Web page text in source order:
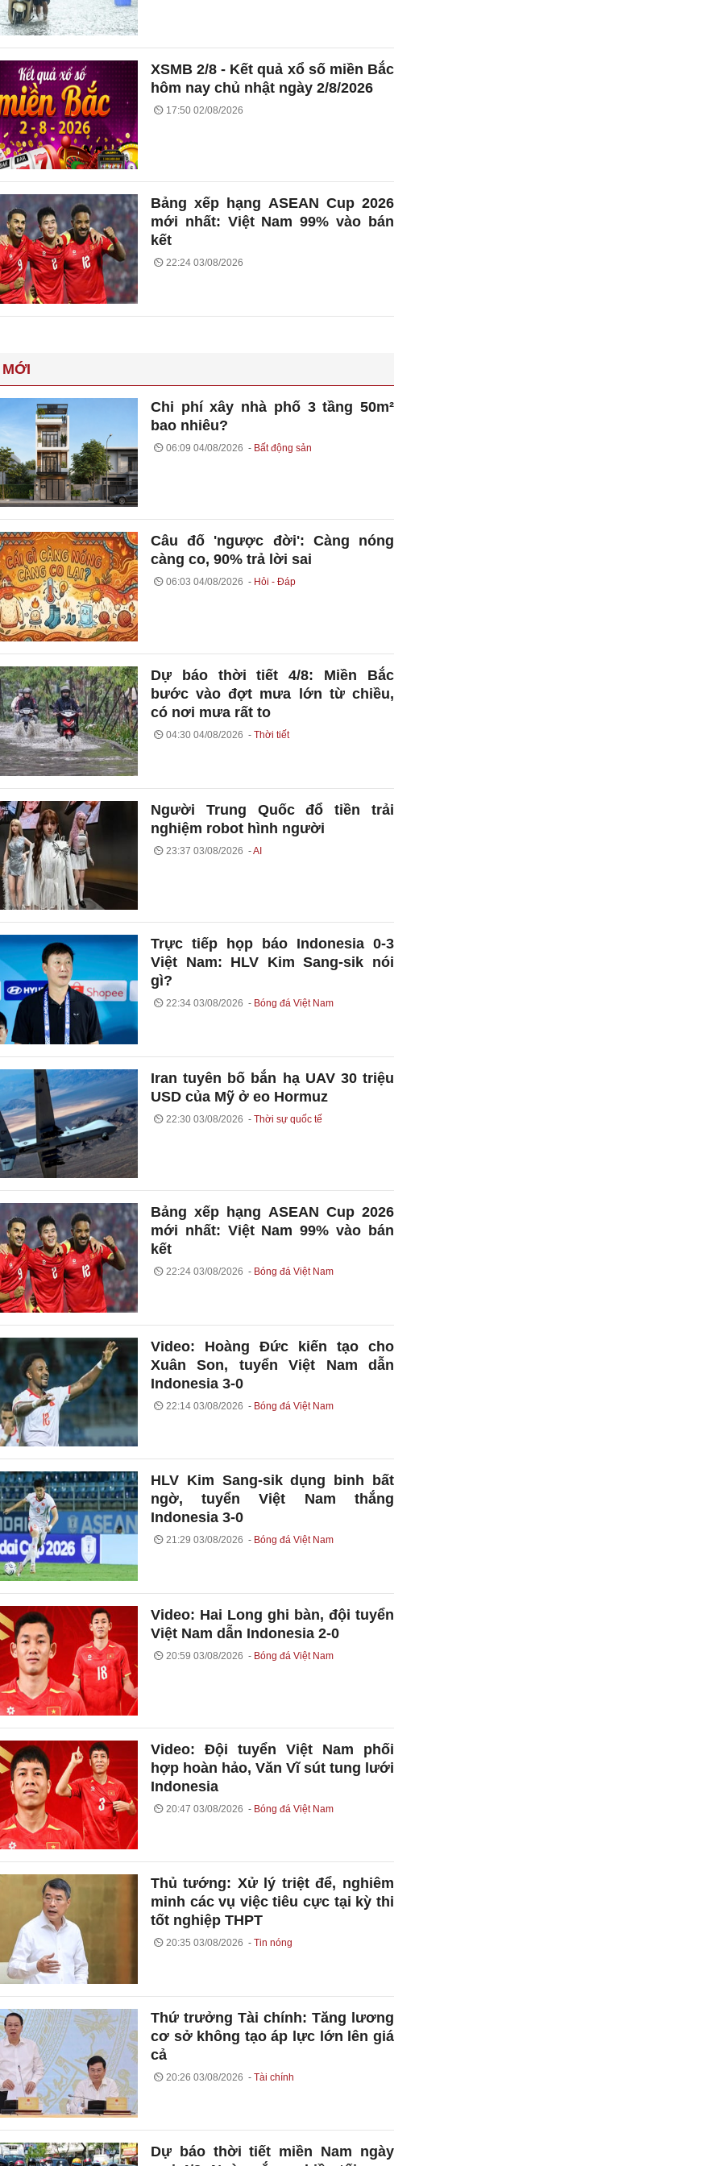
XSMB 2/8 - Kết quả xổ số miền Bắc
hôm nay chủ nhật ngày 2/8/2026
17:50 02/08/2026
Bảng xếp hạng ASEAN Cup 2026
mới nhất: Việt Nam 99% vào bán
kết
22:24 03/08/2026
Chi phí xây nhà phố 3 tầng 50m²
bao nhiêu?
06:09 04/08/2026 Bất động sản
Câu đố 'ngược đời': Càng nóng
càng co, 90% trả lời sai
06:03 04/08/2026 Hỏi - Đáp
Dự báo thời tiết 4/8: Miền Bắc
bước vào đợt mưa lớn từ chiều,
có nơi mưa rất to
04:30 04/08/2026 Thời tiết
Người Trung Quốc đổ tiền trải
nghiệm robot hình người
23:37 03/08/2026 AI
Trực tiếp họp báo Indonesia 0-3
Việt Nam: HLV Kim Sang-sik nói
gì?
22:34 03/08/2026 Bóng đá Việt Nam
Iran tuyên bố bắn hạ UAV 30 triệu
USD của Mỹ ở eo Hormuz
22:30 03/08/2026 Thời sự quốc tế
Bảng xếp hạng ASEAN Cup 2026
mới nhất: Việt Nam 99% vào bán
kết
22:24 03/08/2026 Bóng đá Việt Nam
Video: Hoàng Đức kiến tạo cho
Xuân Son, tuyển Việt Nam dẫn
Indonesia 3-0
22:14 03/08/2026 Bóng đá Việt Nam
HLV Kim Sang-sik dụng binh bất
ngờ, tuyển Việt Nam thắng
Indonesia 3-0
21:29 03/08/2026 Bóng đá Việt Nam
Video: Hai Long ghi bàn, đội tuyển
Việt Nam dẫn Indonesia 2-0
20:59 03/08/2026 Bóng đá Việt Nam
Video: Đội tuyển Việt Nam phối
hợp hoàn hảo, Văn Vĩ sút tung lưới
Indonesia
20:47 03/08/2026 Bóng đá Việt Nam
Thủ tướng: Xử lý triệt để, nghiêm
minh các vụ việc tiêu cực tại kỳ thi
tốt nghiệp THPT
20:35 03/08/2026 Tin nóng
Thứ trưởng Tài chính: Tăng lương
cơ sở không tạo áp lực lớn lên giá
cả
20:26 03/08/2026 Tài chính
Dự báo thời tiết miền Nam ngày